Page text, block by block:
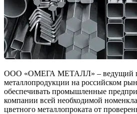
ООО «ОМЕГА МЕТАЛЛ» – ведущий
металлопродукции на российском
обеспечивать промышленные
компании всей необходимой
цветного металлопроката от